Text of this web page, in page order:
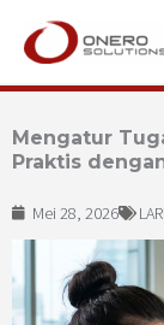
Lewati
Mengatur
Praktis
Mei 28, 2026